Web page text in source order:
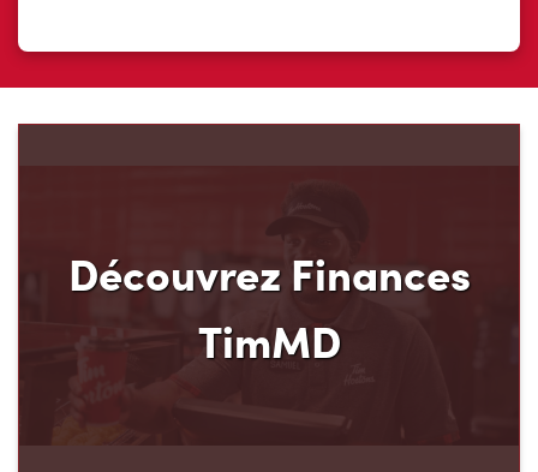
Découvrez Finances
TimMD